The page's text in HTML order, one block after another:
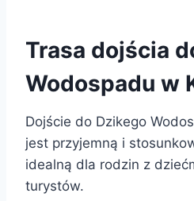
Trasa dojścia
Wodospadu w
Dojście do Dzikego
jest przyjemną i
idealną dla rodzin z
turystów.